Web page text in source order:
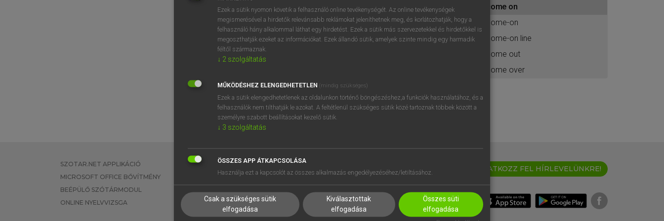
BELÉPÉS
próbaverziójának elindításához
regisztrálok ésbelépek.
REGISZTRÁCIÓ
come on
come-on
come-on line
come out
come over
SZOTAR.NET APPLIKÁCIÓ
MICROSOFT OFFICE BŐVÍTMÉNY
BEÉPÜLŐ SZÓTÁRMODUL
ONLINE NYELVVIZSGA
EGYÉNI FELHASZNÁLÓKNAK
TANULÓKNAK
VÁLLALATI MEGOLDÁSOK
SÚGÓ
RÓLUNK
SÜTI BEÁLLÍTÁSOK
IRATKOZZ FEL HÍRLEVELÜNKRE!
Ezek a sütik nyomon követik a felhasználó online tevékenységét. Az online tevékenységek
megismerésével a hirdetők relevánsabb reklámokat jeleníthetnek meg, és korlátozhatják, hogy a
felhasználó hány alkalommal láthat egy hirdetést. Ezek a sütik más szervezetekkel és hirdetőkkel is
megoszthatják ezeket az információkat. Ezek állandó sütik, amelyek szinte mindig egy harmadik
féltől származnak.
↓ 2 szolgáltatás
MŰKÖDÉSHEZ ELENGEDHETETLEN (mindig szükséges)
Ezek a sütik elengedhetetlenek az oldalunkon történő böngészéshez,a funkciók használatához, és a
felhasználók nem tilthatják le azokat. A feltétlenül szükséges sütik közé tartoznak többek között a
személyre szabott beállításokat kezelő sütik.
↓ 3 szolgáltatás
ÖSSZES APP ÁTKAPCSOLÁSA
Használja ezt a kapcsolót az összes alkalmazás engedélyezéséhez/letiltásához.
Csak a szükséges sütik
elfogadása
Kiválasztottak
elfogadása
Összes süti
elfogadása